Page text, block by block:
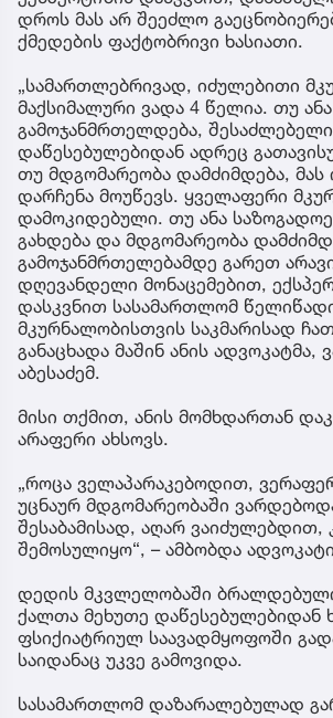
დროს მას არ შეეძლო
ქმედების ფაქტობრივი ხასიათი.
„სამართლებრივად, იძულებითი
მაქსიმალური ვადა 4 წელია. თუ ანა
გამოჯანმრთელდება,
დაწესებულებიდან ადრეც
თუ მდგომარეობა დამძიმდება, მას
დარჩენა მოუწევს. ყველაფერი
დამოკიდებული. თუ ანა
გახდება და მდგომარეობა
გამოჯანმრთელებამდე გარეთ
დღევანდელი მონაცემებით,
დასკვნით სასამართლომ
მკურნალობისთვის საკმარისად
განაცხადა მაშინ ანის ადვოკატმა,
აბესაძემ.
მისი თქმით, ანის მომხდართან
არაფერი ახსოვს.
„როცა ველაპარაკებოდით,
უცნაურ მდგომარეობაში
შესაბამისად, აღარ ვაიძულებდით,
შემოსულიყო“, – ამბობდა
დედის მკვლელობაში
ქალთა მეხუთე დაწესებულებიდან
ფსიქიატრიულ საავადმყოფოში
საიდანაც უკვე გამოვიდა.
სასამართლომ დაზარალებულად